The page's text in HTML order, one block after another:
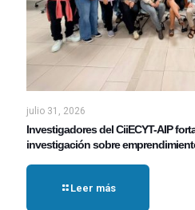
julio 31, 2026
Investigadores del CiiECYT-AIP
investigación sobre
Leer más